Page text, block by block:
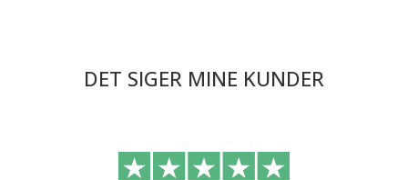
DET SIGER MINE KUNDER